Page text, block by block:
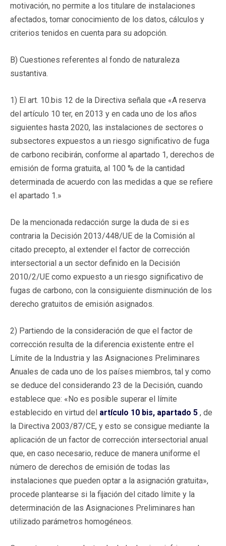
motivación, no permite a los titulare de instalaciones
afectados, tomar conocimiento de los datos, cálculos y
criterios tenidos en cuenta para su adopción.
B) Cuestiones referentes al fondo de naturaleza
sustantiva.
1) El art. 10.bis 12 de la Directiva señala que «A reserva
del artículo 10 ter, en 2013 y en cada uno de los años
siguientes hasta 2020, las instalaciones de sectores o
subsectores expuestos a un riesgo significativo de fuga
de carbono recibirán, conforme al apartado 1, derechos de
emisión de forma gratuita, al 100 % de la cantidad
determinada de acuerdo con las medidas a que se refiere
el apartado 1.»
De la mencionada redacción surge la duda de si es
contraria la Decisión 2013/448/UE de la Comisión al
citado precepto, al extender el factor de corrección
intersectorial a un sector definido en la Decisión
2010/2/UE como expuesto a un riesgo significativo de
fugas de carbono, con la consiguiente disminución de los
derecho gratuitos de emisión asignados.
2) Partiendo de la consideración de que el factor de
corrección resulta de la diferencia existente entre el
Límite de la Industria y las Asignaciones Preliminares
Anuales de cada uno de los países miembros, tal y como
se deduce del considerando 23 de la Decisión, cuando
establece que: «No es posible superar el límite
establecido en virtud del artículo 10 bis, apartado 5 , de
la Directiva 2003/87/CE, y esto se consigue mediante la
aplicación de un factor de corrección intersectorial anual
que, en caso necesario, reduce de manera uniforme el
número de derechos de emisión de todas las
instalaciones que pueden optar a la asignación gratuita»,
procede plantearse si la fijación del citado límite y la
determinación de las Asignaciones Preliminares han
utilizado parámetros homogéneos.